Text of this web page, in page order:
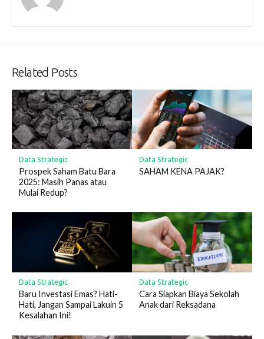
Related Posts
Data Strategic
Prospek Saham Batu Bara
2025: Masih Panas atau
Mulai Redup?
Data Strategic
SAHAM KENA PAJAK?
Data Strategic
Baru Investasi Emas? Hati-
Hati, Jangan Sampai Lakuin 5
Kesalahan Ini!
Data Strategic
Cara Siapkan Biaya Sekolah
Anak dari Reksadana